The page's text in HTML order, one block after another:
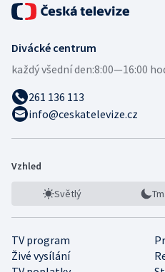
Divácké centrum
každý všední den:8:00—16:00
261 136 113
info@ceskatelevize.cz
Vzhled
Světlý
TV program
Živé vysílání